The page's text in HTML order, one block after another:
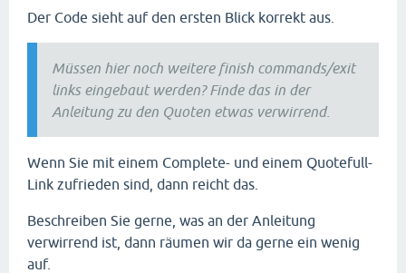
Der Code sieht auf den ersten Blick korrekt aus.
Müssen hier noch weitere finish commands/exit
links eingebaut werden? Finde das in der
Anleitung zu den Quoten etwas verwirrend.
Wenn Sie mit einem Complete- und einem Quotefull-
Link zufrieden sind, dann reicht das.
Beschreiben Sie gerne, was an der Anleitung
verwirrend ist, dann räumen wir da gerne ein wenig
auf.